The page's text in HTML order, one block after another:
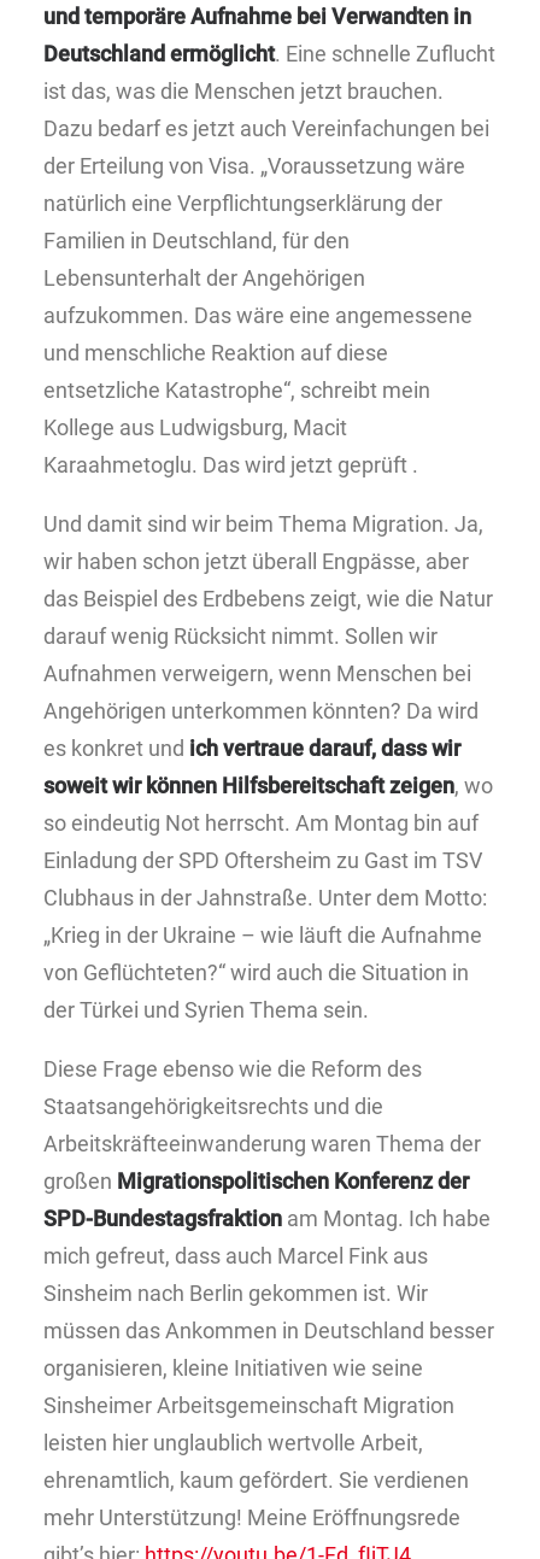
und temporäre Aufnahme bei Verwandten in
Deutschland ermöglicht. Eine schnelle Zuflucht
ist das, was die Menschen jetzt brauchen.
Dazu bedarf es jetzt auch Vereinfachungen bei
der Erteilung von Visa. „Voraussetzung wäre
natürlich eine Verpflichtungserklärung der
Familien in Deutschland, für den
Lebensunterhalt der Angehörigen
aufzukommen. Das wäre eine angemessene
und menschliche Reaktion auf diese
entsetzliche Katastrophe“, schreibt mein
Kollege aus Ludwigsburg, Macit
Karaahmetoglu. Das wird jetzt geprüft .
Und damit sind wir beim Thema Migration. Ja,
wir haben schon jetzt überall Engpässe, aber
das Beispiel des Erdbebens zeigt, wie die Natur
darauf wenig Rücksicht nimmt. Sollen wir
Aufnahmen verweigern, wenn Menschen bei
Angehörigen unterkommen könnten? Da wird
es konkret und ich vertraue darauf, dass wir
soweit wir können Hilfsbereitschaft zeigen, wo
so eindeutig Not herrscht. Am Montag bin auf
Einladung der SPD Oftersheim zu Gast im TSV
Clubhaus in der Jahnstraße. Unter dem Motto:
„Krieg in der Ukraine – wie läuft die Aufnahme
von Geflüchteten?“ wird auch die Situation in
der Türkei und Syrien Thema sein.
Diese Frage ebenso wie die Reform des
Staatsangehörigkeitsrechts und die
Arbeitskräfteeinwanderung waren Thema der
großen Migrationspolitischen Konferenz der
SPD-Bundestagsfraktion am Montag. Ich habe
mich gefreut, dass auch Marcel Fink aus
Sinsheim nach Berlin gekommen ist. Wir
müssen das Ankommen in Deutschland besser
organisieren, kleine Initiativen wie seine
Sinsheimer Arbeitsgemeinschaft Migration
leisten hier unglaublich wertvolle Arbeit,
ehrenamtlich, kaum gefördert. Sie verdienen
mehr Unterstützung! Meine Eröffnungsrede